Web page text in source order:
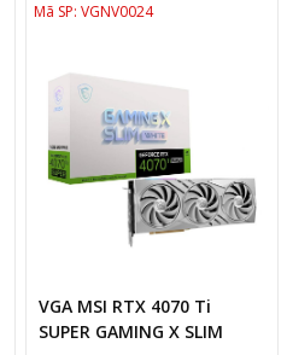
Mã SP: VGNV0024
VGA MSI RTX 4070 Ti
SUPER GAMING X SLIM